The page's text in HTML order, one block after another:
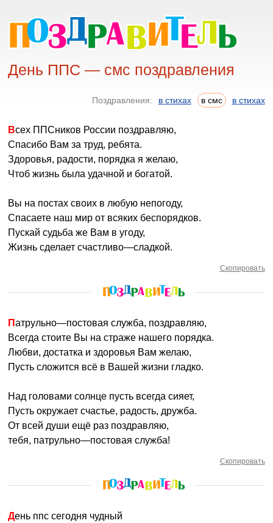
День ППС — смс поздравления
Поздравления: в стихах в смс в стихах
Всех ППСников России поздравляю,
Спасибо Вам за труд, ребята.
Здоровья, радости, порядка я желаю,
Чтоб жизнь была удачной и богатой.
Вы на постах своих в любую непогоду,
Спасаете наш мир от всяких беспорядков.
Пускай судьба же Вам в угоду,
Жизнь сделает счастливо—сладкой.
Скопировать
Патрульно—постовая служба, поздравляю,
Всегда стоите Вы на страже нашего порядка.
Любви, достатка и здоровья Вам желаю,
Пусть сложится всё в Вашей жизни гладко.
Над головами солнце пусть всегда сияет,
Пусть окружает счастье, радость, дружба.
От всей души ещё раз поздравляю,
тебя, патрульно—постовая служба!
Скопировать
День ппс сегодня чудный